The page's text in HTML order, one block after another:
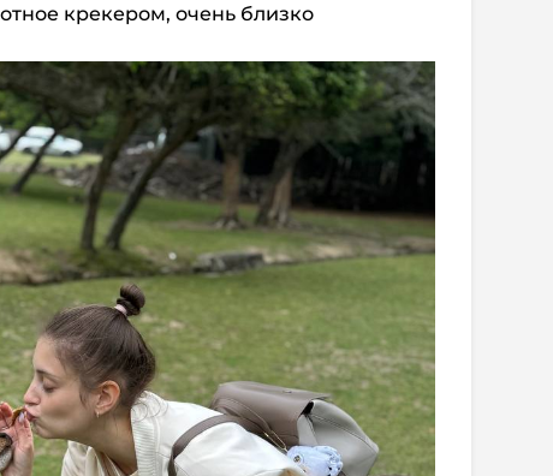
крекером, очень близко